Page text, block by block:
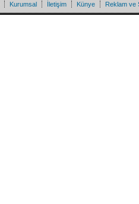
Kurumsal İletişim Künye Reklam ve